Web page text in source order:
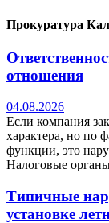
Прокуратура
отношения
04.08.2026
Если компания
характера, но по
функции, это
Налоговые
Типичные
установке